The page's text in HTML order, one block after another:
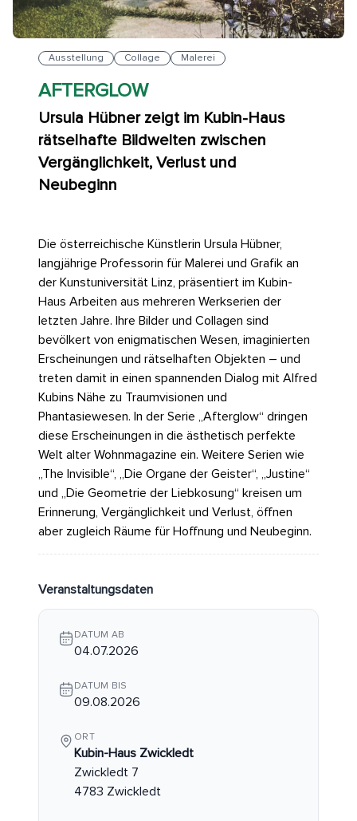
Ausstellung Collage Malerei
AFTERGLOW
Ursula Hübner zeigt im Kubin-Haus
rätselhafte Bildwelten zwischen
Vergänglichkeit, Verlust und
Neubeginn
Die österreichische Künstlerin Ursula Hübner,
langjährige Professorin für Malerei und Grafik an
der Kunstuniversität Linz, präsentiert im Kubin-
Haus Arbeiten aus mehreren Werkserien der
letzten Jahre. Ihre Bilder und Collagen sind
bevölkert von enigmatischen Wesen, imaginierten
Erscheinungen und rätselhaften Objekten – und
treten damit in einen spannenden Dialog mit Alfred
Kubins Nähe zu Traumvisionen und
Phantasiewesen. In der Serie „Afterglow“ dringen
diese Erscheinungen in die ästhetisch perfekte
Welt alter Wohnmagazine ein. Weitere Serien wie
„The Invisible“, „Die Organe der Geister“, „Justine“
und „Die Geometrie der Liebkosung“ kreisen um
Erinnerung, Vergänglichkeit und Verlust, öffnen
aber zugleich Räume für Hoffnung und Neubeginn.
Veranstaltungsdaten
DATUM AB
04.07.2026
DATUM BIS
09.08.2026
ORT
Kubin-Haus Zwickledt
Zwickledt 7
4783 Zwickledt